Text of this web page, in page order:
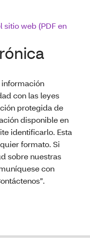
web (PDF en
con las leyes
protegida de
disponible en
identificarlo. Esta
formato. Si
sobre nuestras
con